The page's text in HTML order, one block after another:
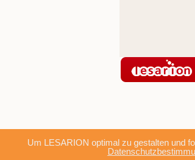
Um LESARION optimal zu gestalten und